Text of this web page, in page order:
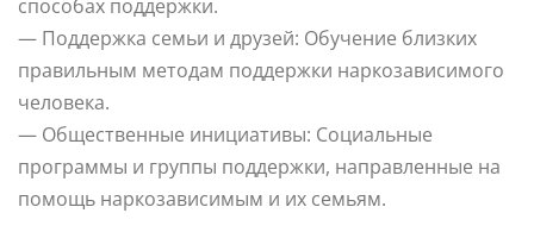
способах поддержки.
— Поддержка семьи и друзей: Обучение близких
правильным методам поддержки наркозависимого
человека.
— Общественные инициативы: Социальные
программы и группы поддержки, направленные на
помощь наркозависимым и их семьям.